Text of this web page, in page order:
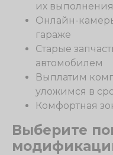
их выполнения
Онлайн-
гараже
Старые
автомобилем
Выплатим
уложимся в
Комфортная
Выберите